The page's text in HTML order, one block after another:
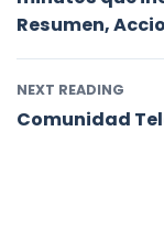
Resumen,
NEXT READING
Comunidad